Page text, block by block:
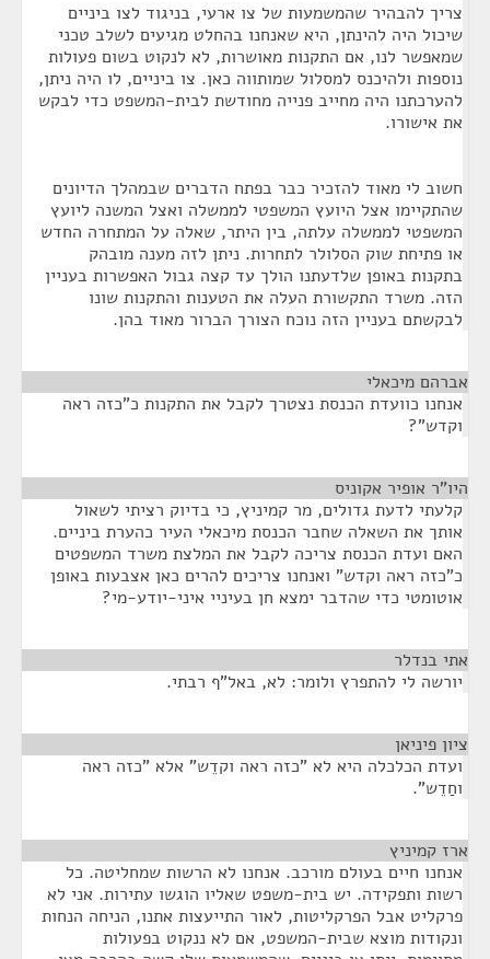
צריך להבהיר שהמשמעות של צו ארעי, בניגוד לצו ביניים
שיכול היה להינתן, היא שאנחנו בהחלט מגיעים לשלב טכני
שמאפשר לנו, אם התקנות מאושרות, לא לנקוט בשום פעולות
נוספות ולהיכנס למסלול שמותווה כאן. צו ביניים, לו היה ניתן,
להערכתנו היה מחייב פנייה מחודשת לבית-המשפט כדי לבקש
את אישורו.
חשוב לי מאוד להזכיר כבר בפתח הדברים שבמהלך הדיונים
שהתקיימו אצל היועץ המשפטי לממשלה ואצל המשנה ליועץ
המשפטי לממשלה עלתה, בין היתר, שאלה על המתחרה החדש
או פתיחת שוק הסלולר לתחרות. ניתן לזה מענה מובהק
בתקנות באופן שלדעתנו הולך עד קצה גבול האפשרות בעניין
הזה. משרד התקשורת העלה את הטענות והתקנות שונו
לבקשתם בעניין הזה נוכח הצורך הברור מאוד בהן.
אברהם מיכאלי
אנחנו כוועדת הכנסת נצטרך לקבל את התקנות כ"כזה ראה
וקדש"?
היו"ר אופיר אקוניס
קלעתי לדעת גדולים, מר קמיניץ, כי בדיוק רציתי לשאול
אותך את השאלה שחבר הכנסת מיכאלי העיר כהערת ביניים.
האם ועדת הכנסת צריכה לקבל את המלצת משרד המשפטים
כ"כזה ראה וקדש" ואנחנו צריכים להרים כאן אצבעות באופן
אוטומטי כדי שהדבר ימצא חן בעיניי איני-יודע-מי?
אתי בנדלר
יורשה לי להתפרץ ולומר: לא, באל"ף רבתי.
ציון פיניאן
ועדת הכלכלה היא לא "כזה ראה וקדֵש" אלא "כזה ראה
וחַדֵש".
ארז קמיניץ
אנחנו חיים בעולם מורכב. אנחנו לא הרשות שמחליטה. כל
רשות ותפקידה. יש בית-משפט שאליו הוגשו עתירות. אני לא
פרקליט אבל הפרקליטות, לאור התייעצות אתנו, הניחה הנחות
ונקודות מוצא שבית-המשפט, אם לא ננקוט בפעולות